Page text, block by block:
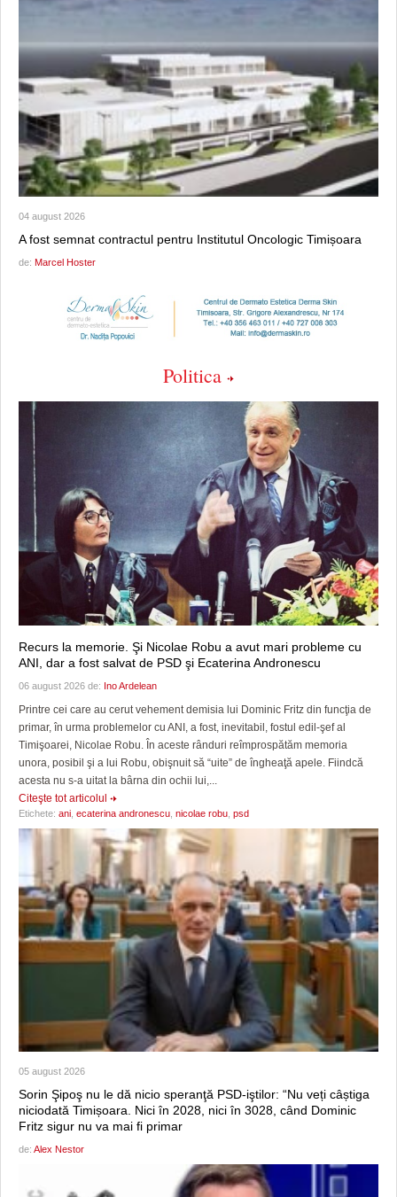
04 august 2026
A fost semnat contractul pentru Institutul Oncologic Timișoara
de: Marcel Hoster
Politica
Recurs la memorie. Şi Nicolae Robu a avut mari probleme cu
ANI, dar a fost salvat de PSD şi Ecaterina Andronescu
06 august 2026 de: Ino Ardelean
Printre cei care au cerut vehement demisia lui Dominic Fritz din funcţia de
primar, în urma problemelor cu ANI, a fost, inevitabil, fostul edil-şef al
Timişoarei, Nicolae Robu. În aceste rânduri reîmprospătăm memoria
unora, posibil şi a lui Robu, obişnuit să “uite” de îngheaţă apele. Fiindcă
acesta nu s-a uitat la bârna din ochii lui,...
Citeşte tot articolul
Etichete: ani ecaterina andronescu nicolae robu psd
05 august 2026
Sorin Şipoş nu le dă nicio speranţă PSD-iştilor: “Nu veți câștiga
niciodată Timișoara. Nici în 2028, nici în 3028, când Dominic
Fritz sigur nu va mai fi primar
de: Alex Nestor